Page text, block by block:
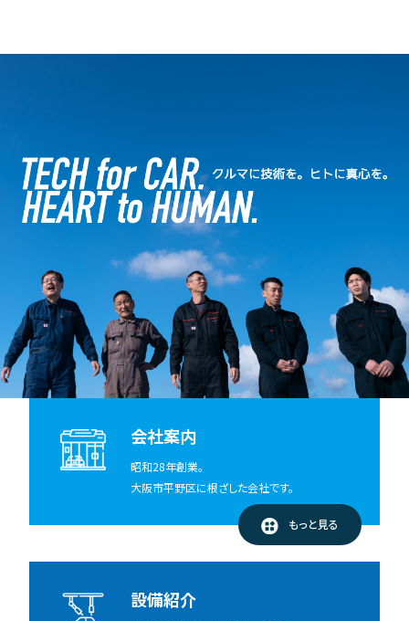
会社案内
昭和28年創業。
大阪市平野区に根ざした会社です。
もっと見る
設備紹介